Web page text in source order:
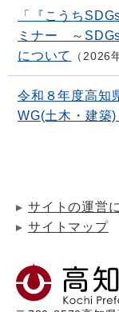
「『こうち
ミナー ～
について
2026
令和８年度高知
WG(土木・建
サイトの運営
サイトマップ